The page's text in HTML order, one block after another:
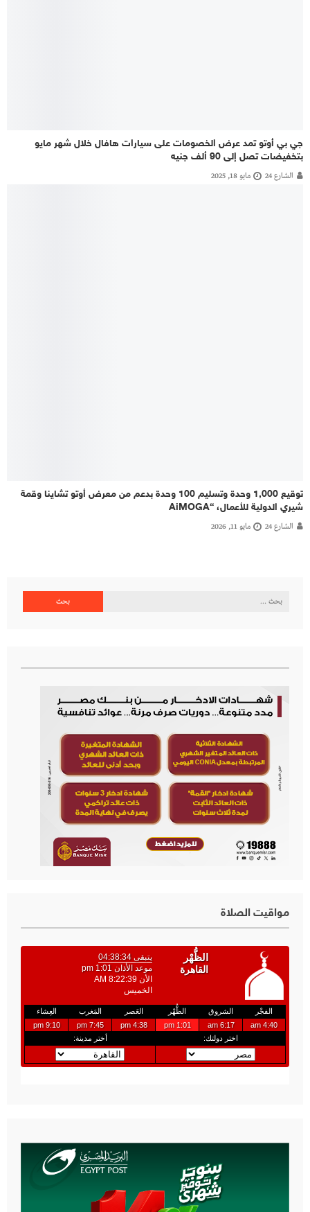
جي بي أوتو تمد عرض الخصومات على سيارات هافال خلال شهر مايو
بتخفيضات تصل إلى 90 ألف جنيه
الشارع 24 مايو 18, 2025
توقيع 1,000 وحدة وتسليم 100 وحدة بدعم من معرض أوتو تشاينا وقمة
شيري الدولية للأعمال، “AiMOGA
الشارع 24 مايو 11, 2026
البحث
مواقيت الصلاة